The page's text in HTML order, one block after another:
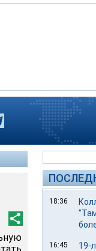
18:36
16:45
19-